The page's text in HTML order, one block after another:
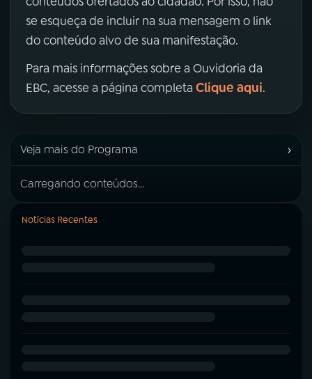
se esqueça de incluir na sua mensagem o link
do conteúdo alvo de sua manifestação.
Para mais informações sobre a Ouvidoria da
EBC, acesse a página completa Clique aqui.
Veja mais do Programa ›
Carregando conteúdos...
Notícias Recentes